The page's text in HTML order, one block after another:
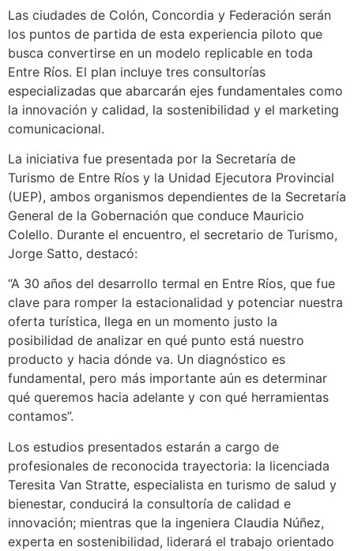
Las ciudades de Colón, Concordia y Federación serán
los puntos de partida de esta experiencia piloto que
busca convertirse en un modelo replicable en toda
Entre Ríos. El plan incluye tres consultorías
especializadas que abarcarán ejes fundamentales como
la innovación y calidad, la sostenibilidad y el marketing
comunicacional.
La iniciativa fue presentada por la Secretaría de
Turismo de Entre Ríos y la Unidad Ejecutora Provincial
(UEP), ambos organismos dependientes de la Secretaría
General de la Gobernación que conduce Mauricio
Colello. Durante el encuentro, el secretario de Turismo,
Jorge Satto, destacó:
“A 30 años del desarrollo termal en Entre Ríos, que fue
clave para romper la estacionalidad y potenciar nuestra
oferta turística, llega en un momento justo la
posibilidad de analizar en qué punto está nuestro
producto y hacia dónde va. Un diagnóstico es
fundamental, pero más importante aún es determinar
qué queremos hacia adelante y con qué herramientas
contamos”.
Los estudios presentados estarán a cargo de
profesionales de reconocida trayectoria: la licenciada
Teresita Van Stratte, especialista en turismo de salud y
bienestar, conducirá la consultoría de calidad e
innovación; mientras que la ingeniera Claudia Núñez,
experta en sostenibilidad, liderará el trabajo orientado